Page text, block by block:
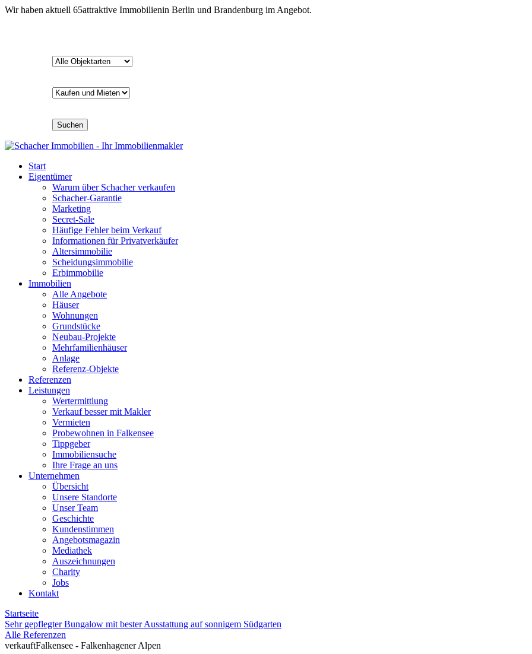
Wir haben aktuell 65attraktive Immobilienin Berlin und Brandenburg im Angebot.
Suchen
Start
Eigentümer
Warum über Schacher verkaufen
Schacher-Garantie
Marketing
Secret-Sale
Häufige Fehler beim Verkauf
Informationen für Privatverkäufer
Altersimmobilie
Scheidungsimmobilie
Erbimmobilie
Immobilien
Alle Angebote
Häuser
Wohnungen
Grundstücke
Neubau-Projekte
Mehrfamilienhäuser
Anlage
Referenz-Objekte
Referenzen
Leistungen
Wertermittlung
Verkauf besser mit Makler
Vermieten
Probewohnen in Falkensee
Tippgeber
Immobiliensuche
Ihre Frage an uns
Unternehmen
Übersicht
Unsere Standorte
Unser Team
Geschichte
Kundenstimmen
Angebotsmagazin
Mediathek
Auszeichnungen
Charity
Jobs
Kontakt
Startseite
Sehr gepflegter Bungalow mit bester Ausstattung auf sonnigem Südgarten
Alle Referenzen
verkauftFalkensee - Falkenhagener Alpen